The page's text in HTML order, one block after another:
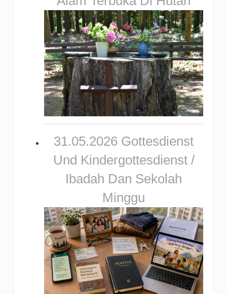
31.05.2026 Gottesdienst
Und Kindergottesdienst /
Ibadah Dan Sekolah
Minggu